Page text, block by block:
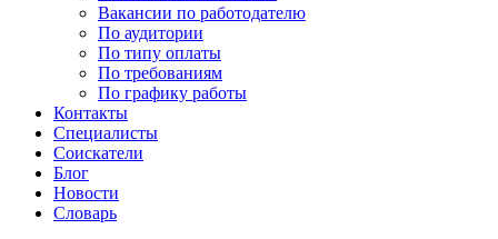
Вакансии по работодателю
По аудитории
По типу оплаты
По требованиям
По графику работы
Контакты
Специалисты
Соискатели
Блог
Новости
Словарь